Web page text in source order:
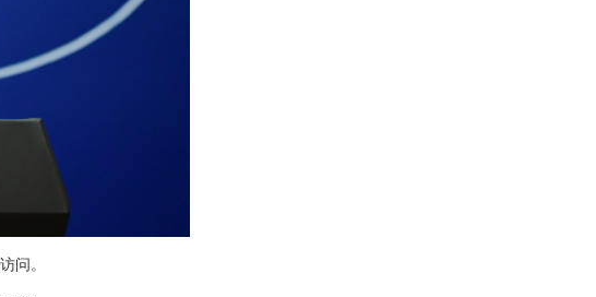
问。